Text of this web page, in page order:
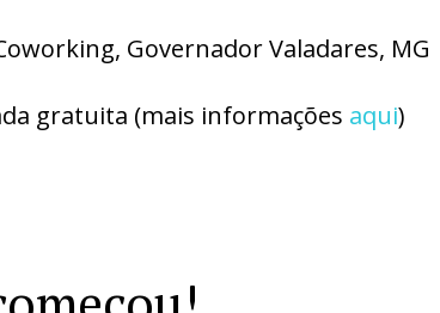
Governador Valadares, MG
gratuita (mais informações aqui)